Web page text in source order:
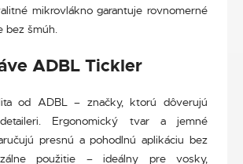
mikrovlákno garantuje rovnomerné
bez šmúh.
ADBL Tickler
od ADBL – značky, ktorú dôverujú
Ergonomický tvar a jemné
presnú a pohodlnú aplikáciu bez
použitie – ideálny pre vosky,